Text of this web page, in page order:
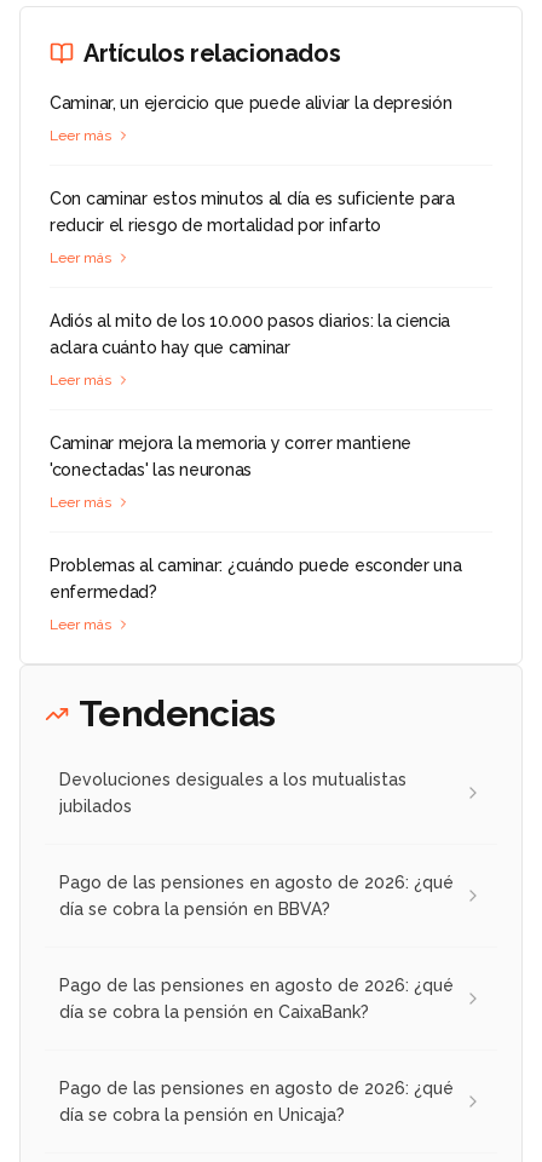
Artículos relacionados
Caminar, un ejercicio que puede aliviar la depresión
Leer más
Con caminar estos minutos al día es suficiente para
reducir el riesgo de mortalidad por infarto
Leer más
Adiós al mito de los 10.000 pasos diarios: la ciencia
aclara cuánto hay que caminar
Leer más
Caminar mejora la memoria y correr mantiene
'conectadas' las neuronas
Leer más
Problemas al caminar: ¿cuándo puede esconder una
enfermedad?
Leer más
Tendencias
Devoluciones desiguales a los mutualistas
jubilados
Pago de las pensiones en agosto de 2026: ¿qué
día se cobra la pensión en BBVA?
Pago de las pensiones en agosto de 2026: ¿qué
día se cobra la pensión en CaixaBank?
Pago de las pensiones en agosto de 2026: ¿qué
día se cobra la pensión en Unicaja?